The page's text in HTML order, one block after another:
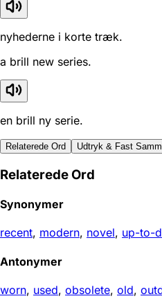
nyhederne i korte træk.
a brill new series.
en brill ny serie.
Relaterede Ord Udtryk & Fast
Relaterede Ord
Synonymer
recent, modern, novel, up-to-
Antonymer
worn, used, obsolete, old,